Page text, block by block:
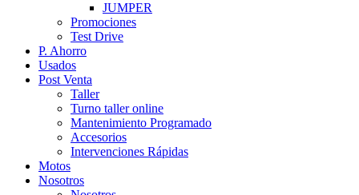
JUMPER
Promociones
Test Drive
P. Ahorro
Usados
Post Venta
Taller
Turno taller online
Mantenimiento Programado
Accesorios
Intervenciones Rápidas
Motos
Nosotros